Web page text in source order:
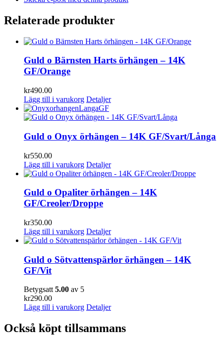
Relaterade produkter
Guld o Bärnsten Harts örhängen – 14K
GF/Orange
kr490.00
Lägg till i varukorg Detaljer
Guld o Onyx örhängen – 14K GF/Svart/Långa
kr550.00
Lägg till i varukorg Detaljer
Guld o Opaliter örhängen – 14K
GF/Creoler/Droppe
kr350.00
Lägg till i varukorg Detaljer
Guld o Sötvattenspärlor örhängen – 14K
GF/Vit
Betygsatt5.00 av 5
kr290.00
Lägg till i varukorg Detaljer
Också köpt tillsammans